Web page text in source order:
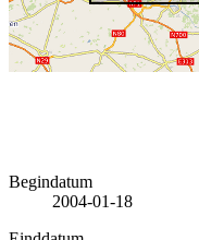
Begindatum
2004-01-18